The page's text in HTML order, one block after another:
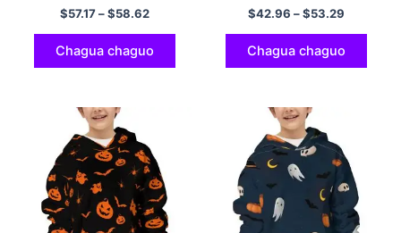
$57.17–$58.62
Chagua chaguo
$42.96 –$53.29
Chagua chaguo